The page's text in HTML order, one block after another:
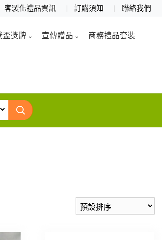
客製化禮品資訊 訂購須知 聯絡我們
盃獎牌 宣傳贈品 商務禮品套裝